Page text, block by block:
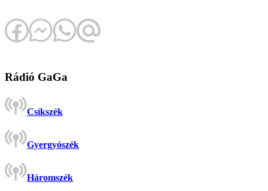
Rádió GaGa
Csíkszék
Gyergyószék
Háromszék